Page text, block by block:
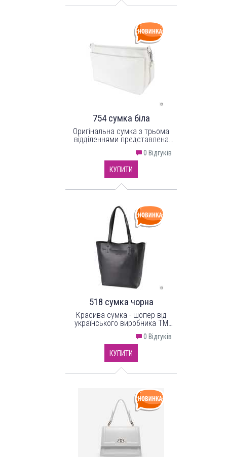
754 сумка біла
Оригінальна сумка з трьома
відділеннями представлена
"Lucherino". Виготовлена з
високоякісного
шкірозамінника та надійної
текстильної підкладки.
0 Відгуків
КУПИТИ
518 сумка чорна
Красива сумка - шопер від
українського виробника ТМ
виготовлена з високоякісного
шкірзамінника та надійної
міцної підкладки.
0 Відгуків
КУПИТИ